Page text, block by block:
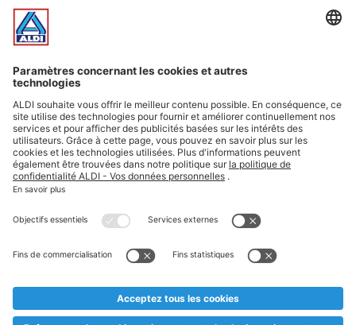
Offres
Infos essentielles
Suivez ALDI Belgique
Textes marqués d'un astérisque et mentions légales
* Nous vendons ces articles temporairement et jusqu'à
au cas où, malgré le planning bien étudié, nous serions
prématurément en rupture de stock. Prix Recupel et TVA incl.
** Sur ce site, l’utilisation de la forme masculine a été adoptée